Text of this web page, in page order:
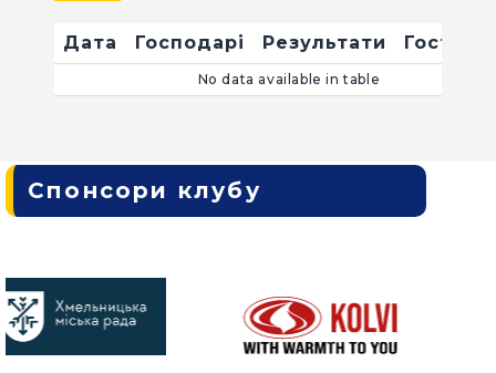
Дата Господарі Результати Гості
No data available in table
Спонсори клубу